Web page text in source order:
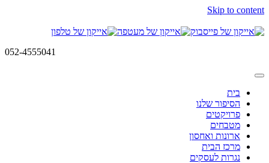
Skip to content
052-4555041
בית
הסיפור שלנו
פרויקטים
מטבחים
ארונות ואחסון
מרכז הבית
נגרות לעסקים